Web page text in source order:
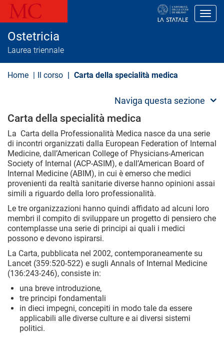
l
c
Ostetricia
Laurea triennale
Home Il corso Carta della specialità medica
Naviga questa sezione
Carta della specialità medica
La Carta della Professionalità Medica nasce da una serie
di incontri organizzati dalla European Federation of Internal
Medicine, dall’American College of Physicians-American
Society of Internal (ACP-ASIM), e dall’American Board of
Internal Medicine (ABIM), in cui è emerso che medici
provenienti da realtà sanitarie diverse hanno opinioni assai
simili a riguardo della loro professionalità.
Le tre organizzazioni hanno quindi affidato ad alcuni loro
membri il compito di sviluppare un progetto di pensiero che
contemplasse una serie di principi ai quali i medici
possono e devono ispirarsi.
La Carta, pubblicata nel 2002, contemporaneamente su
Lancet (359:520-522) e sugli Annals of Internal Medicine
(136:243-246), consiste in:
una breve introduzione,
tre principi fondamentali
in dieci impegni, concepiti in modo tale da essere
applicabili alle diverse culture e ai diversi sistemi
politici.